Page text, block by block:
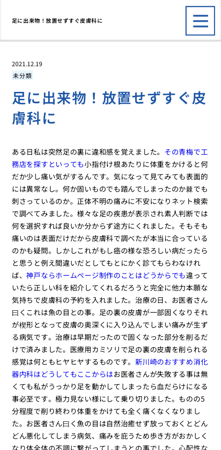
足に出来物！放置せずすぐ皮膚科に
2021.12.19
未分類
足に出来物！放置せずすぐ皮
膚科に
ある日私は突然足の裏に違和感を覚えました。 その青梅で工
務店を探すといっても小指付け根あたりに体重をかけると何
だか少し痛い気がするんです。気になって見てみても表面的
には異常なし。何か固いものでも踏んでしまったのか棘でも
刺さっているのか。正体不明の痛みに不安になりネット検索
で調べてみました。様々な足の疾患が表示され素人判断では
何を選択すれば良いか分からず途方にくれました。そもそも
痛いのは表面だけだから皮膚科で調べたが本当に合っている
のかも疑問。しかしこれがもし癌の様な恐ろしい病だったら
と思うと例え間違いだとしてもとにかく診てもらわなけれ
ば、神戸ならホームページ制作のことはどうからでも違って
いたら正しい科を紹介してくれるだろうと完全に他力本願な
気持ちで皮膚科の予約を入れました。治療の日、お医者さん
曰くこれは魚の目との事。足の裏の皮膚が一部固くなりそれ
が楔形となって皮膚の奥深くに入り込んでしまい痛みが生ず
る病気です。治療は早期だったので固くなった部分を削るだ
けで済みました。医療用カミソリで足の裏の皮膚を削られる
感覚は何ともヒヤヒヤするものです。新川崎のおすすめ消化
器内科はどうしてもここからはお医者さんが失敗する事は無
くても私がうっかり足を動かしてしまったら血だらけになる
事必至です。極力見ない様にして乗り切りました。ものの5
分程度で削り終わり体重をかけても全く痛くなくなりまし
た。お医者さん曰く魚の目は自然治癒せず放っておくとどん
どん悪化してしまう病気、痛みを庇うため歩き方がおかしく
なり体全体の不調に繋がってしまうとの事でした。心配性な